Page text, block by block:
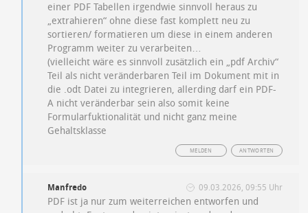
einer PDF Tabellen irgendwie sinnvoll heraus zu
„extrahieren“ ohne diese fast komplett neu zu
sortieren/ formatieren um diese in einem anderen
Programm weiter zu verarbeiten…
(vielleicht wäre es sinnvoll zusätzlich ein „pdf Archiv“
Teil als nicht veränderbaren Teil im Dokument mit in
die .odt Datei zu integrieren, allerding darf ein PDF-
A nicht veränderbar sein also somit keine
Formularfuktionalität und nicht ganz meine
Gehaltsklasse
ANTWORTEN
MELDEN
Manfredo 09.03.2026, 09:55 Uhr
PDF ist ja nur zum weiterreichen entworfen und